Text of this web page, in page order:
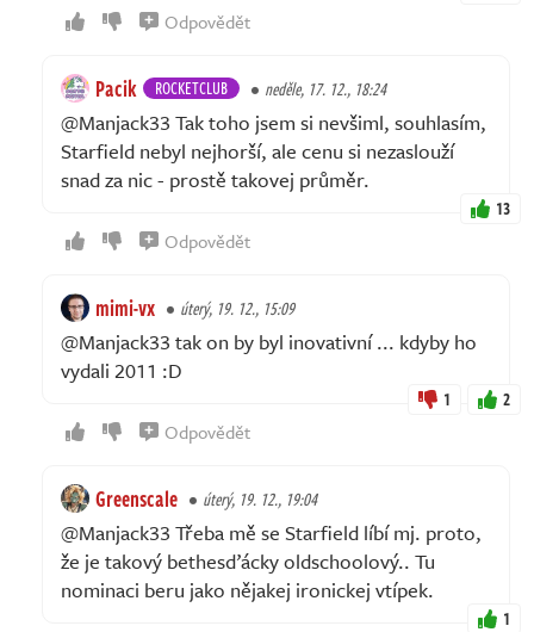
Odpovědět
Pacik ROCKETCLUB neděle, 17. 12., 18:24
@Manjack33 Tak toho jsem si nevšiml, souhlasím,
Starfield nebyl nejhorší, ale cenu si nezaslouží
snad za nic - prostě takovej průměr.
13
Odpovědět
mimi-vx úterý, 19. 12., 15:09
@Manjack33 tak on by byl inovativní ... kdyby ho
vydali 2011 :D
1 2
Odpovědět
Greenscale úterý, 19. 12., 19:04
@Manjack33 Třeba mě se Starfield líbí mj. proto,
že je takový bethesďácky oldschoolový.. Tu
nominaci beru jako nějakej ironickej vtípek.
1